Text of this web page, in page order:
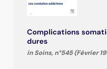
Complications
dures
in Soins, n°545 (Février